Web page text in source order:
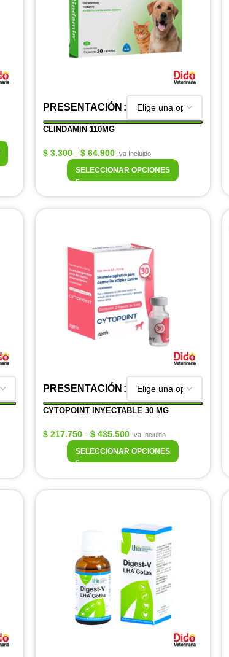
PRESENTACIÓN
CLINDAMIN 110MG
$ 3.300 - $ 64.900 Iva Incluido
SELECCIONAR OPCIONES
PRESENTACIÓN
CYTOPOINT INYECTABLE 30 MG
$ 217.750 - $ 435.500 Iva Incluido
SELECCIONAR OPCIONES